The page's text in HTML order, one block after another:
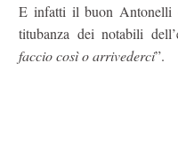
E infatti il buon Antonelli
titubanza dei notabili
faccio così o arrivederci”.